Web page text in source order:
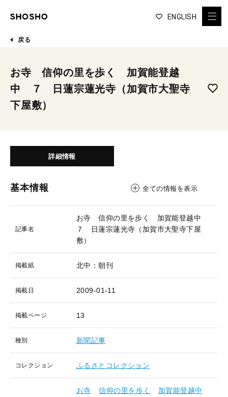
ENGLISH
戻る
お寺 信仰の里を歩く 加賀能登越
中 ７ 日蓮宗蓮光寺（加賀市大聖寺
下屋敷）
詳細情報
基本情報 全ての情報を表示
記事名
お寺 信仰の里を歩く 加賀能登越中
７ 日蓮宗蓮光寺（加賀市大聖寺下屋
敷）
掲載紙 北中：朝刊
掲載日 2009-01-11
掲載ページ 13
種別 新聞記事
コレクション ふるさとコレクション
お寺 信仰の里を歩く
加賀能登越中